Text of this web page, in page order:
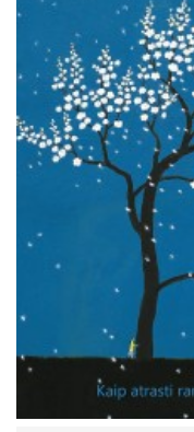
Pirmoji knyga (PK)
Lietuvių literatūros
Knygos vaikams ir
Negrožinė literatūra
El. knygos
Audioknygos
Knygos su
KNYGOS PIGIAU